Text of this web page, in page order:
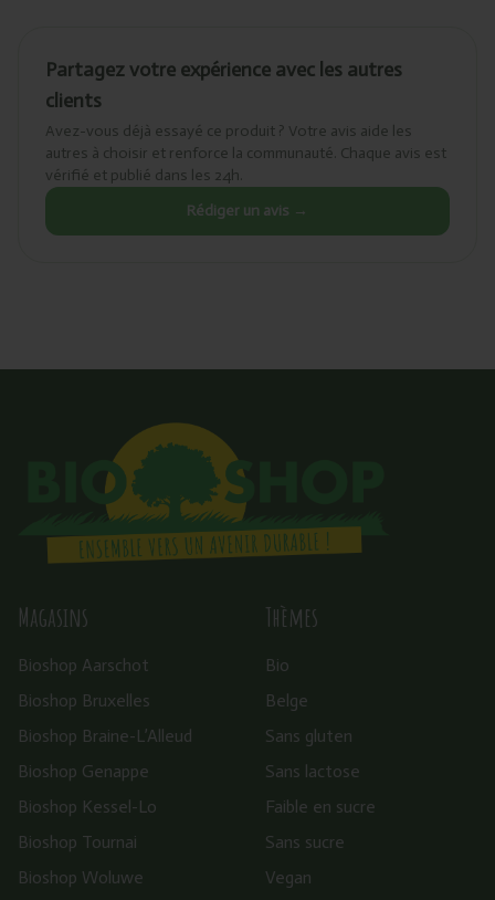
Partagez votre expérience avec les autres
clients
Avez-vous déjà essayé ce produit ? Votre avis aide les
autres à choisir et renforce la communauté. Chaque avis est
vérifié et publié dans les 24h.
Rédiger un avis →
Magasins
Bioshop Aarschot
Bioshop Bruxelles
Bioshop Braine-L’Alleud
Bioshop Genappe
Bioshop Kessel-Lo
Bioshop Tournai
Bioshop Woluwe
Thèmes
Bio
Belge
Sans gluten
Sans lactose
Faible en sucre
Sans sucre
Vegan